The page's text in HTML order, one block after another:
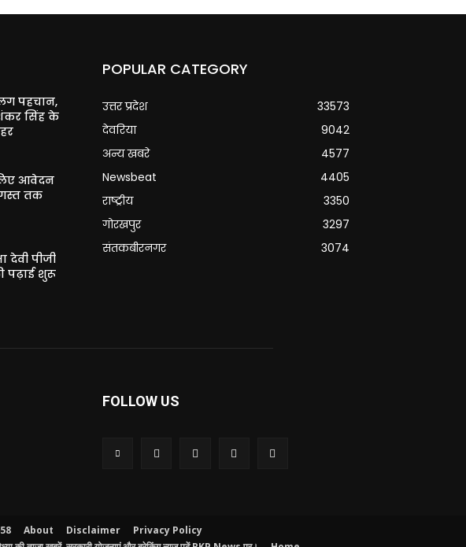
पहचान,
सिंह के
आवेदन
तक
देवी पीजी
पढ़ाई शुरू
POPULAR CATEGORY
उत्तर प्रदेश
33573
देवरिया
9042
अन्य खबरे
4577
Newsbeat
4405
राष्ट्रीय
3350
गोरखपुर
3297
संतकबीरनगर
3074
FOLLOW US
About Disclaimer
Privacy Policy